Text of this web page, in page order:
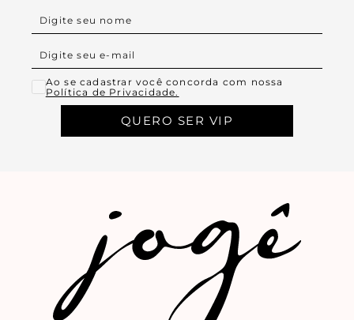
Ao se cadastrar você concorda com nossa
Política de Privacidade.
QUERO SER VIP